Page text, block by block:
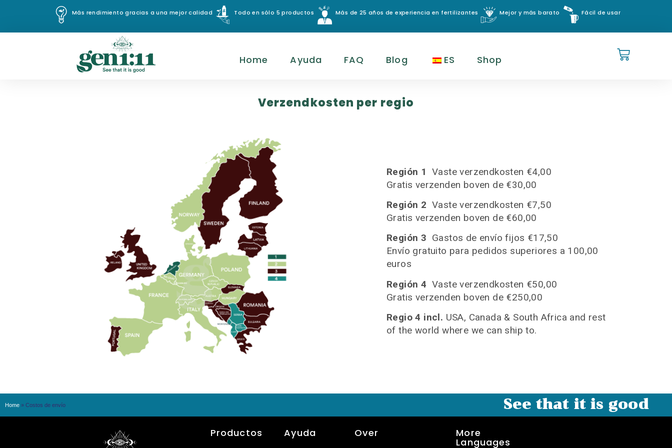
Más rendimiento gracias a una mejor calidad Todo en sólo 5 productos Más de 25 años de experiencia en fertilizantes Mejor y más barato Fácil de usar
Home Ayuda FAQ Blog ES Shop
Verzendkosten per regio
Región 1
Vaste verzendkosten €4,00
Gratis verzenden boven de €30,00
Región 2 Vaste verzendkosten €7,50
Gratis verzenden boven de €60,00
Región 3 Gastos de envío fijos €17,50
Envío gratuito para pedidos superiores a 100,00
euros
Región 4 Vaste verzendkosten €50,00
Gratis verzenden boven de €250,00
Regio 4 incl. USA, Canada & South Africa and rest
of the world where we can ship to.
Home » Costos de envío See that it is good
Productos Ayuda Over More
Languages